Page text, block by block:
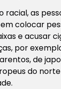
racial, as
colocar
e acusar
por
de
do